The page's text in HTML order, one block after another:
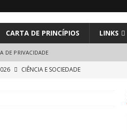
CARTA DE PRINCÍPIOS LINKS
DE PRIVACIDADE
CIÊNCIA E SOCIEDADE